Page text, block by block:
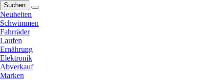
Suchen
Neuheiten
Schwimmen
Fahrräder
Laufen
Ernährung
Elektronik
Abverkauf
Marken